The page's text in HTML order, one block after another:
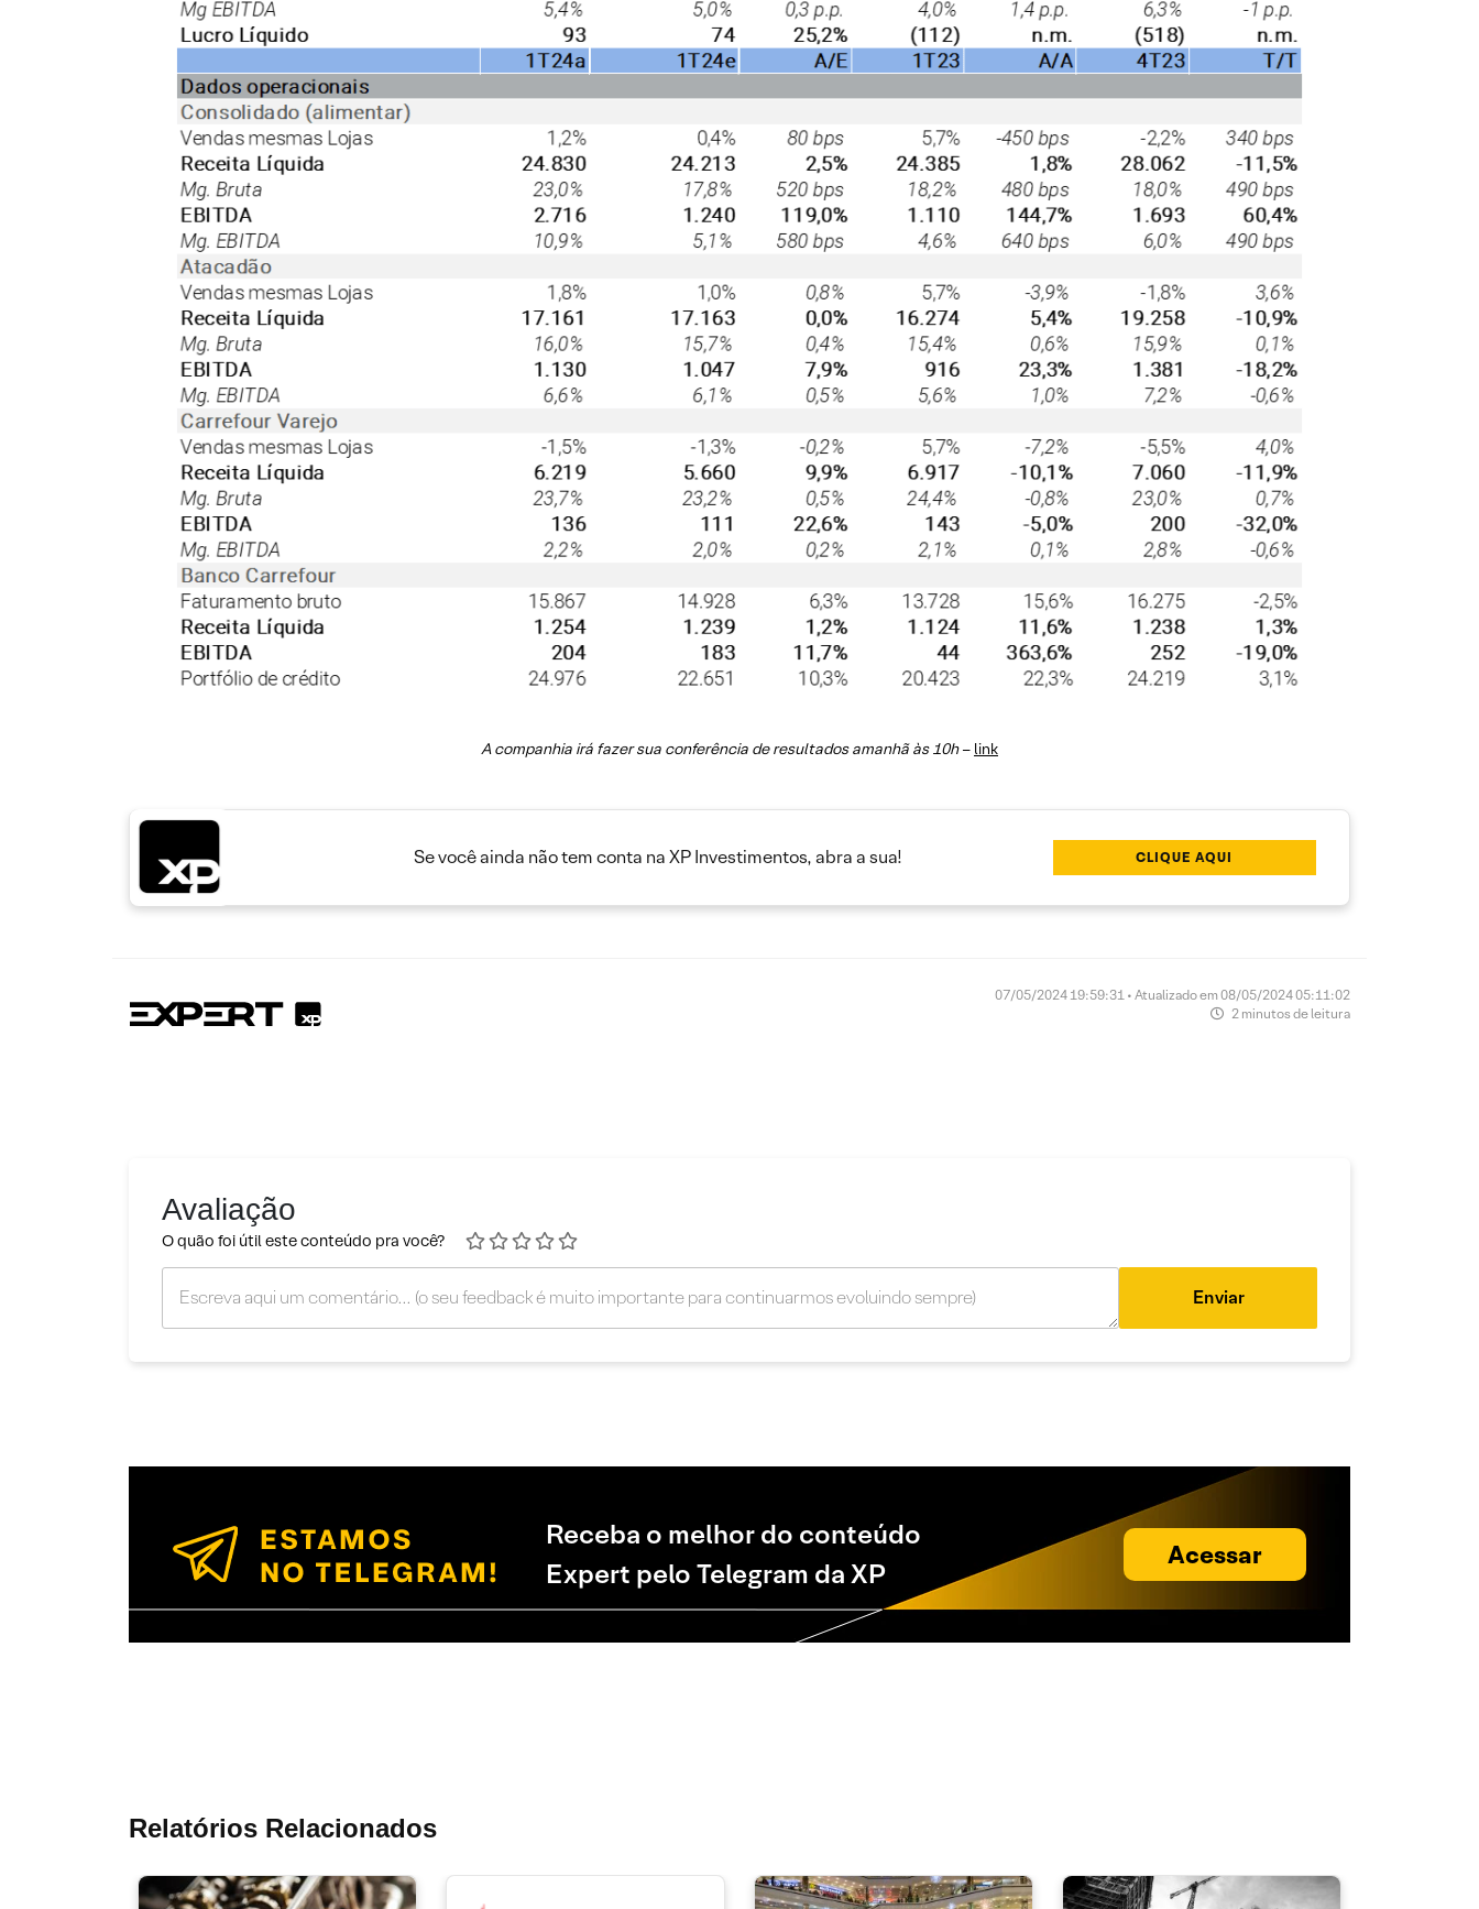
A companhia irá fazer sua conferência de resultados amanhã às 10h– link
Se você ainda não tem conta na XP Investimentos, abra a sua! CLIQUE AQUI
07/05/2024 19:59:31 • Atualizado em 08/05/2024 05:11:02
2 minutos de leitura
Avaliação
O quão foi útil este conteúdo pra você?
Enviar
Receba o melhor do conteúdo
Expert pelo Telegram da XP
Acessar
Relatórios Relacionados